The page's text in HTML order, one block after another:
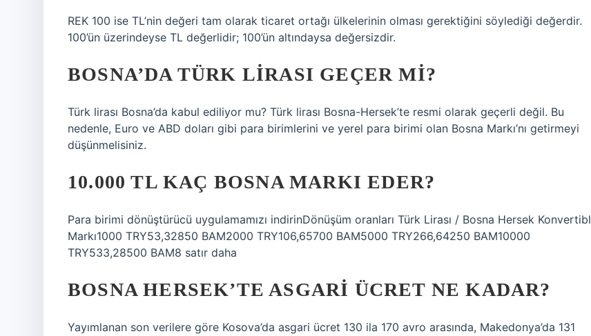
REK 100 ise TL’nin değeri tam olarak ticaret ortağı ülkelerinin olması gerektiğini söylediği değerdir.
100’ün üzerindeyse TL değerlidir; 100’ün altındaysa değersizdir.
BOSNA’DA TÜRK LIRASI GEÇER MI?
Türk lirası Bosna’da kabul ediliyor mu? Türk lirası Bosna-Hersek’te resmi olarak geçerli değil. Bu
nedenle, Euro ve ABD doları gibi para birimlerini ve yerel para birimi olan Bosna Markı’nı getirmeyi
düşünmelisiniz.
10.000 TL KAÇ BOSNA MARKI EDER?
Para birimi dönüştürücü uygulamamızı indirinDönüşüm oranları Türk Lirası / Bosna Hersek Konvertibl
Markı1000 TRY53,32850 BAM2000 TRY106,65700 BAM5000 TRY266,64250 BAM10000
TRY533,28500 BAM8 satır daha
BOSNA HERSEK’TE ASGARI ÜCRET NE KADAR?
Yayımlanan son verilere göre Kosova’da asgari ücret 130 ila 170 avro arasında, Makedonya’da 131